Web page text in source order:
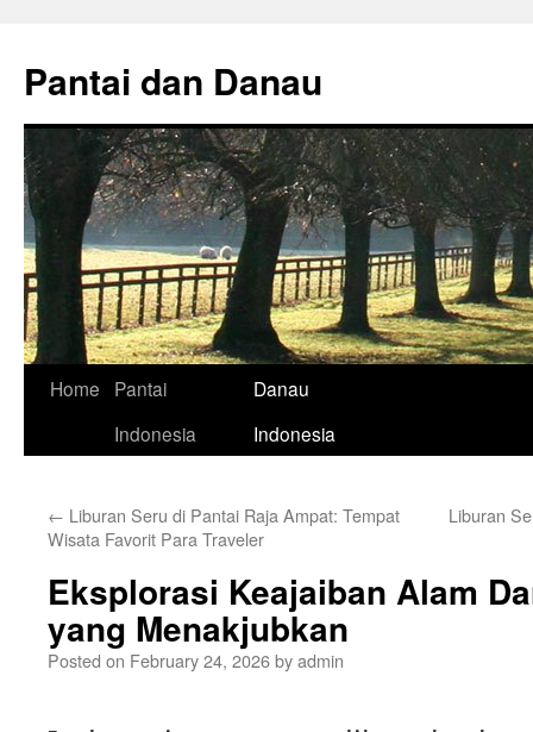
content
Pantai dan Danau
Home
Pantai
Indonesia
Danau
Indonesia
← Liburan Seru di Pantai Raja Ampat: Tempat
Wisata Favorit Para Traveler
Liburan
Eksplorasi Keajaiban Alam
yang Menakjubkan
Posted on February 24, 2026byadmin